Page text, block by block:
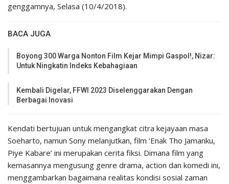
genggamnya, Selasa (10/4/2018).
BACA JUGA
Boyong 300 Warga Nonton Film Kejar Mimpi Gaspol!, Nizar:
Untuk Ningkatin Indeks Kebahagiaan
Kembali Digelar, FFWI 2023 Diselenggarakan Dengan
Berbagai Inovasi
Kendati bertujuan untuk mengangkat citra kejayaan masa
Soeharto, namun Sony melanjutkan, film ‘Enak Tho Jamanku,
Piye Kabare’ ini merupakan cerita fiksi. Dimana film yang
kemasannya mengusung genre drama, action dan komedi ini,
menggambarkan bagaimana realitas kondisi sosial zaman